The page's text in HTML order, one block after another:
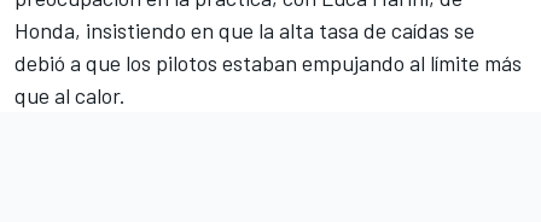
Honda, insistiendo en que la alta tasa de caídas se
debió a que los pilotos estaban empujando al límite más
que al calor.